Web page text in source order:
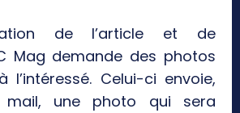
de l’article et de
Mag demande des photos
l’intéressé. Celui-ci envoie,
mail, une photo qui sera